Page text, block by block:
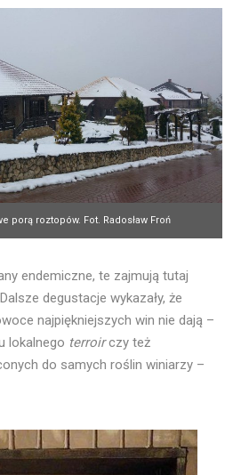
porą roztopów. Fot. Radosław Froń
endemiczne, te zajmują tutaj
degustacje wykazały, że
najpiękniejszych win nie dają –
lokalnego terroirczy też
do samych roślin winiarzy –